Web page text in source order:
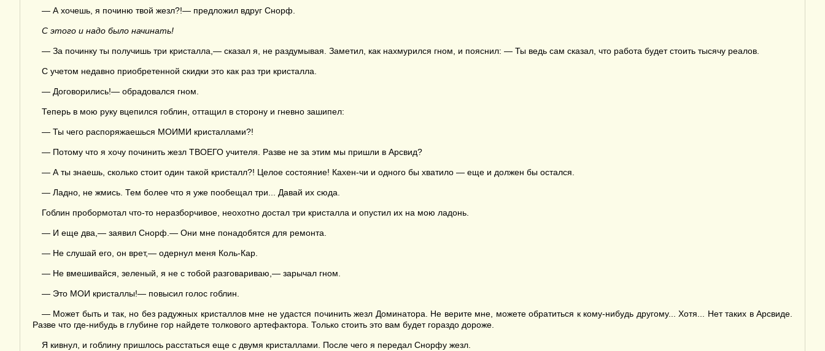
— А хочешь, я починю твой жезл?!— предложил вдруг Снорф.
С этого и надо было начинать!
— За починку ты получишь три кристалла,— сказал я, не раздумывая. Заметил, как нахмурился гном, и пояснил: — Ты ведь сам сказал, что работа будет стоить тысячу реалов.
С учетом недавно приобретенной скидки это как раз три кристалла.
— Договорились!— обрадовался гном.
Теперь в мою руку вцепился гоблин, оттащил в сторону и гневно зашипел:
— Ты чего распоряжаешься МОИМИ кристаллами?!
— Потому что я хочу починить жезл ТВОЕГО учителя. Разве не за этим мы пришли в Арсвид?
— А ты знаешь, сколько стоит один такой кристалл?! Целое состояние! Кахен-чи и одного бы хватило — еще и должен бы остался.
— Ладно, не жмись. Тем более что я уже пообещал три... Давай их сюда.
Гоблин пробормотал что-то неразборчивое, неохотно достал три кристалла и опустил их на мою ладонь.
— И еще два,— заявил Снорф.— Они мне понадобятся для ремонта.
— Не слушай его, он врет,— одернул меня Коль-Кар.
— Не вмешивайся, зеленый, я не с тобой разговариваю,— зарычал гном.
— Это МОИ кристаллы!— повысил голос гоблин.
— Может быть и так, но без радужных кристаллов мне не удастся починить жезл Доминатора. Не верите мне, можете обратиться к кому-нибудь другому... Хотя... Нет таких в Арсвиде.
Разве что где-нибудь в глубине гор найдете толкового артефактора. Только стоить это вам будет гораздо дороже.
Я кивнул, и гоблину пришлось расстаться еще с двумя кристаллами. После чего я передал Снорфу жезл.